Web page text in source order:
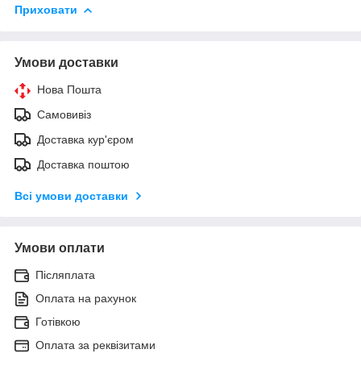
Приховати
Умови доставки
Нова Пошта
Самовивіз
Доставка кур'єром
Доставка поштою
Всі умови доставки
Умови оплати
Післяплата
Оплата на рахунок
Готівкою
Оплата за реквізитами